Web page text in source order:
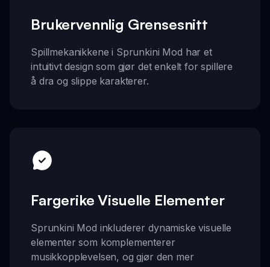
Brukervennlig Grensesnitt
Spillmekanikkene i Sprunkini Mod har et
intuitivt design som gjør det enkelt for spillere
å dra og slippe karakterer.
Fargerike Visuelle Elementer
Sprunkini Mod inkluderer dynamiske visuelle
elementer som komplementerer
musikkopplevelsen, og gjør den mer